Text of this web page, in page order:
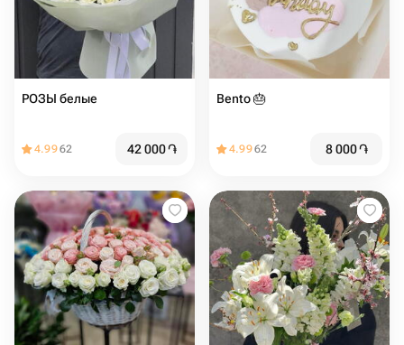
РОЗЫ белые
4.9962 42 000֏
Bento 🎂
4.9962 8 000֏